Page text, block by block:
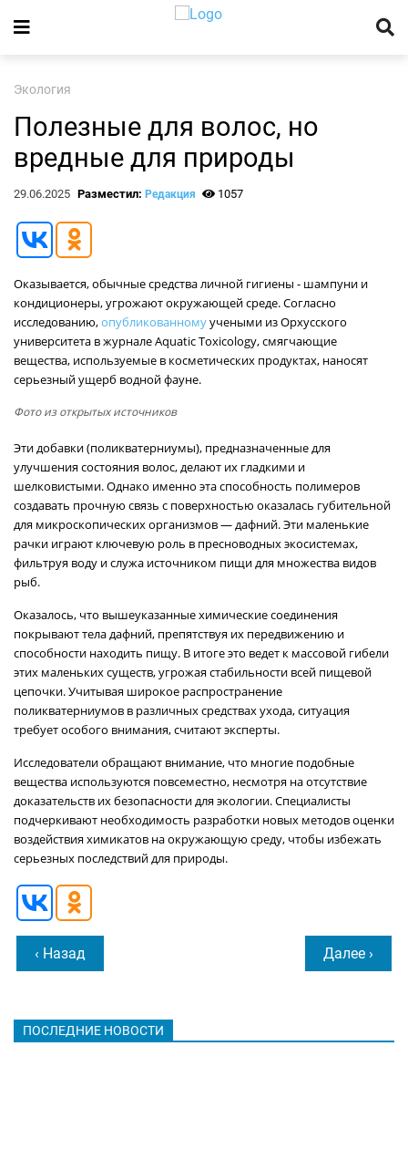
Экология
Полезные для волос, но
вредные для природы
29.06.2025 Разместил: Редакция 1057
Оказывается, обычные средства личной гигиены - шампуни и
кондиционеры, угрожают окружающей среде. Согласно
исследованию,опубликованномуучеными из Орхусского
университета в журнале Aquatic Toxicology, смягчающие
вещества, используемые в косметических продуктах, наносят
серьезный ущерб водной фауне.
Фото из открытых источников
Эти добавки (поликватерниумы), предназначенные для
улучшения состояния волос, делают их гладкими и
шелковистыми. Однако именно эта способность полимеров
создавать прочную связь с поверхностью оказалась губительной
для микроскопических организмов — дафний. Эти маленькие
рачки играют ключевую роль в пресноводных экосистемах,
фильтруя воду и служа источником пищи для множества видов
рыб.
Оказалось, что вышеуказанные химические соединения
покрывают тела дафний, препятствуя их передвижению и
способности находить пищу. В итоге это ведет к массовой гибели
этих маленьких существ, угрожая стабильности всей пищевой
цепочки. Учитывая широкое распространение
поликватерниумов в различных средствах ухода, ситуация
требует особого внимания, считают эксперты.
Исследователи обращают внимание, что многие подобные
вещества используются повсеместно, несмотря на отсутствие
доказательств их безопасности для экологии. Специалисты
подчеркивают необходимость разработки новых методов оценки
воздействия химикатов на окружающую среду, чтобы избежать
серьезных последствий для природы.
‹ Назад Далее ›
ПОСЛЕДНИЕ НОВОСТИ